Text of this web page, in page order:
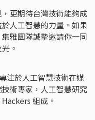
更期待台灣技術能夠成
人工智慧的力量。如果
雅團隊誠摯邀請你一同
。
注於人工智慧技術在媒
術專家，人工智慧研究
組成。